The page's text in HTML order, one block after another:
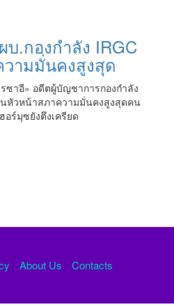
.กองกำลัง IRGC
ามมั่นคงสูงสุด
ซาอี» อดีตผู้บัญชาการกองกำลัง
หัวหน้าสภาความมั่นคงสูงสุดคน
ร์มุซยังตึงเครียด
About Us Contacts